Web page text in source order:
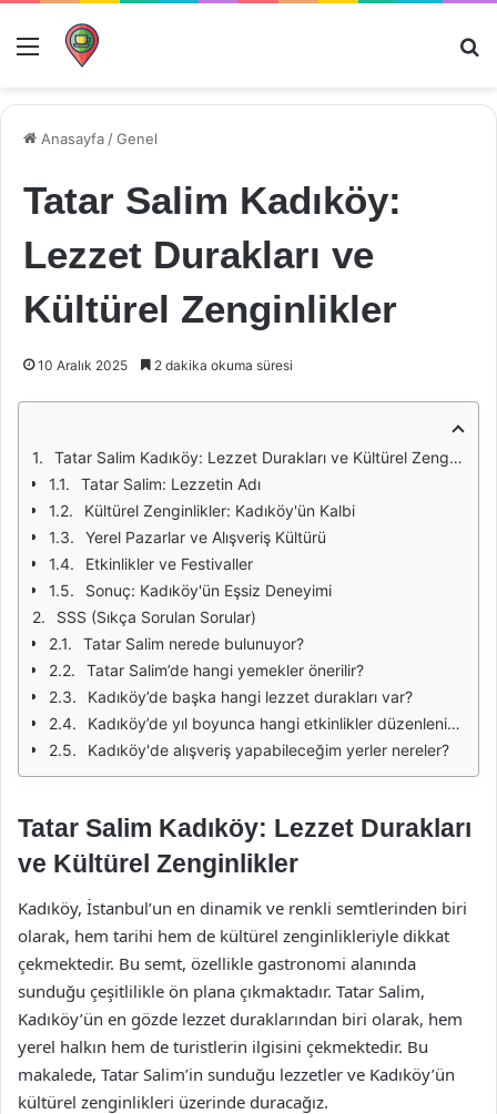
Menü
Anasayfa /Genel
Tatar Salim Kadıköy:
Lezzet Durakları ve
Kültürel Zenginlikler
10 Aralık 2025 2 dakika okuma süresi
Tatar Salim Kadıköy: Lezzet Durakları ve Kültürel Zenginlikler
Tatar Salim: Lezzetin Adı
Kültürel Zenginlikler: Kadıköy'ün Kalbi
Yerel Pazarlar ve Alışveriş Kültürü
Etkinlikler ve Festivaller
Sonuç: Kadıköy'ün Eşsiz Deneyimi
SSS (Sıkça Sorulan Sorular)
Tatar Salim nerede bulunuyor?
Tatar Salim’de hangi yemekler önerilir?
Kadıköy’de başka hangi lezzet durakları var?
Kadıköy’de yıl boyunca hangi etkinlikler düzenleniyor?
Kadıköy'de alışveriş yapabileceğim yerler nereler?
Tatar Salim Kadıköy: Lezzet Durakları
ve Kültürel Zenginlikler
Kadıköy, İstanbul’un en dinamik ve renkli semtlerinden biri
olarak, hem tarihi hem de kültürel zenginlikleriyle dikkat
çekmektedir. Bu semt, özellikle gastronomi alanında
sunduğu çeşitlilikle ön plana çıkmaktadır. Tatar Salim,
Kadıköy’ün en gözde lezzet duraklarından biri olarak, hem
yerel halkın hem de turistlerin ilgisini çekmektedir. Bu
makalede, Tatar Salim’in sunduğu lezzetler ve Kadıköy’ün
kültürel zenginlikleri üzerinde duracağız.